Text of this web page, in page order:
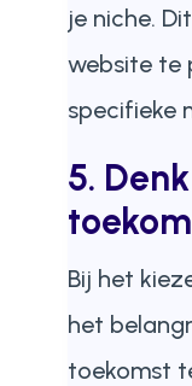
je niche.
website te
specifieke
5.
Bij het
het
toekomst